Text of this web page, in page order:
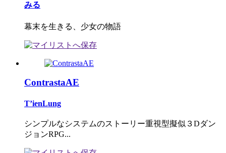
みる
幕末を生きる、少女の物語
ContrastaAE
T’ienLung
シンプルなシステムのストーリー重視型擬似３Dダン
ジョンRPG...